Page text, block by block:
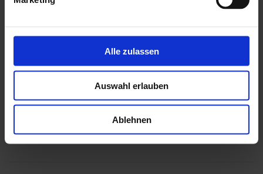
Alle zulassen
Auswahl erlauben
Ablehnen